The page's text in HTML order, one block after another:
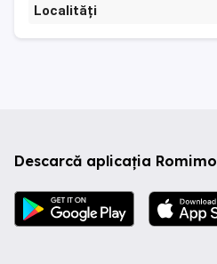
Localități
Descarcă aplicația Romimo